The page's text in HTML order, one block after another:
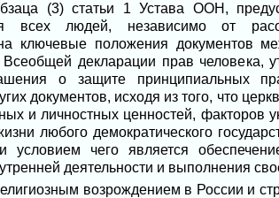
(3) статьи 1 Устава ООН,
всех людей, независимо от
ключевые положения документов
Всеобщей декларации прав
о защите принципиальных
документов, исходя из того, что
и личностных ценностей, факторов
любого демократического
условием чего является
деятельности и выполнения
возрождением в России и